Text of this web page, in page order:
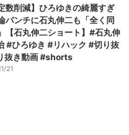
数削減】ひろゆきの綺麗すぎ
パンチに石丸伸二も「全く同
【石丸伸二ショート】#石丸伸
#ひろゆき #リハック #切り抜
抜き動画 #shorts
21